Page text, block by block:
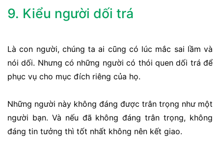
9. Kiểu người dối trá
Là con người, chúng ta ai cũng có lúc mắc sai lầm và
nói dối. Nhưng có những người có thói quen dối trá để
phục vụ cho mục đích riêng của họ.
Những người này không đáng được trân trọng như một
người bạn. Và nếu đã không đáng trân trọng, không
đáng tin tưởng thì tốt nhất không nên kết giao.